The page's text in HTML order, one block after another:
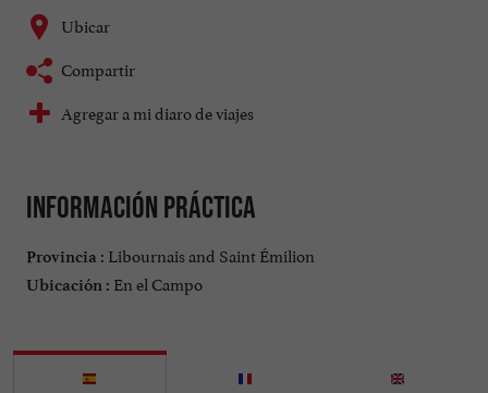
Ubicar
Compartir
Agregar a mi diaro de viajes
Información práctica
Provincia : Libournais and Saint Émilion
Ubicación : En el Campo